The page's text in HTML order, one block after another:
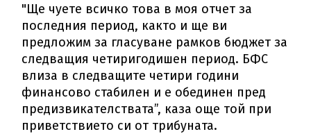
"Ще чуете всичко това в моя отчет за
последния период, както и ще ви
предложим за гласуване рамков бюджет за
следващия четиригодишен период. БФС
влиза в следващите четири години
финансово стабилен и е обединен пред
предизвикателствата”, каза още той при
приветствието си от трибуната.